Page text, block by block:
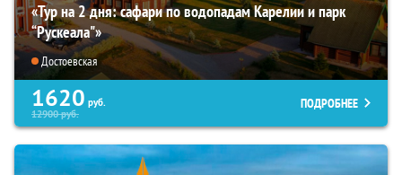
«Тур на 2 дня: сафари по водопадам Карелии и парк
“Рускеала"»
Достоевская
1620 руб.
12900руб.
ПОДРОБНЕЕ